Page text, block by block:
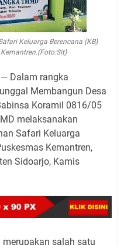
Keluarga Berencana (KB)
Dalam rangka
Membangun Desa
Koramil 0816/05
melaksanakan
Safari Keluarga
Kemantren,
Sidoarjo, Kamis
salah satu